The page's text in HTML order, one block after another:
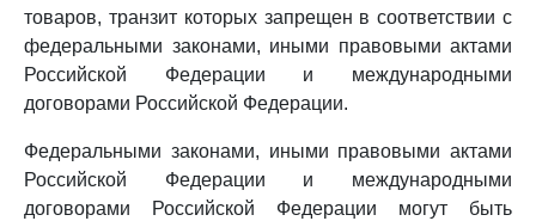
товаров, транзит которых запрещен в соответствии с
федеральными законами, иными правовыми актами
Российской Федерации и международными
договорами Российской Федерации.
Федеральными законами, иными правовыми актами
Российской Федерации и международными
договорами Российской Федерации могут быть